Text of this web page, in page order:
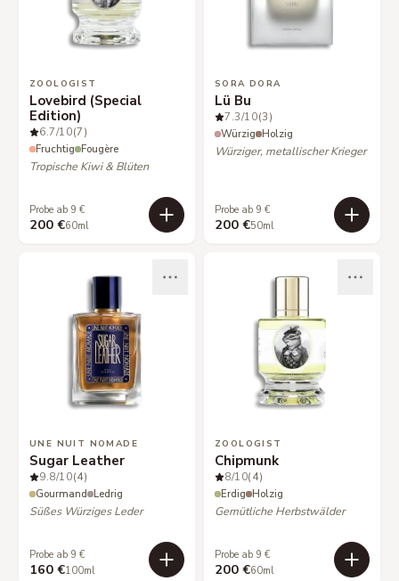
ZOOLOGIST
Lovebird (Special
Edition)
6.7/10(7)
Fruchtig Fougère
Tropische Kiwi & Blüten
Probe ab 9 €
200 €60ml
SORA DORA
Lü Bu
7.3/10(3)
Würzig Holzig
Würziger, metallischer Krieger
Probe ab 9 €
200 €50ml
UNE NUIT NOMADE
Sugar Leather
9.8/10(4)
Gourmand Ledrig
Süßes Würziges Leder
Probe ab 9 €
160 €100ml
ZOOLOGIST
Chipmunk
8/10(4)
Erdig Holzig
Gemütliche Herbstwälder
Probe ab 9 €
200 €60ml